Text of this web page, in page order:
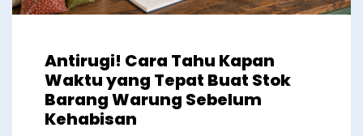
Antirugi! Cara Tahu Kapan
Waktu yang Tepat Buat Stok
Barang Warung Sebelum
Kehabisan